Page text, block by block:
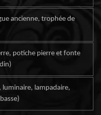
ancienne, trophée de
potiche pierre et fonte
luminaire, lampadaire,